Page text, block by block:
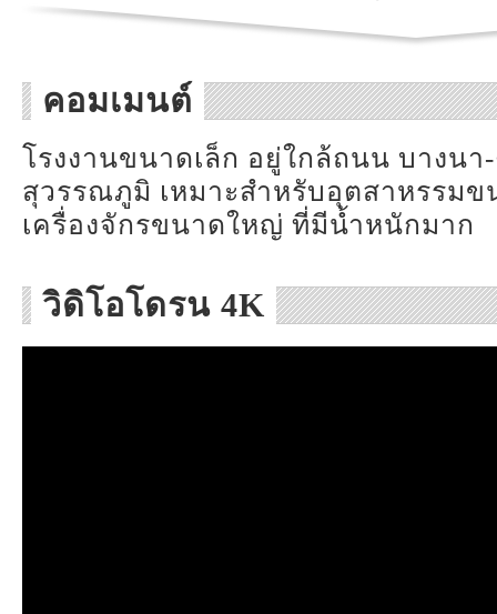
คอมเมนต์
โรงงานขนาดเล็ก อยู่ใกล้ถนน บางน
สุวรรณภูมิ เหมาะสำหรับอุตสาหรรมข
เครื่องจักรขนาดใหญ่ ที่มีน้ำหนักมาก
วิดิโอโดรน 4K